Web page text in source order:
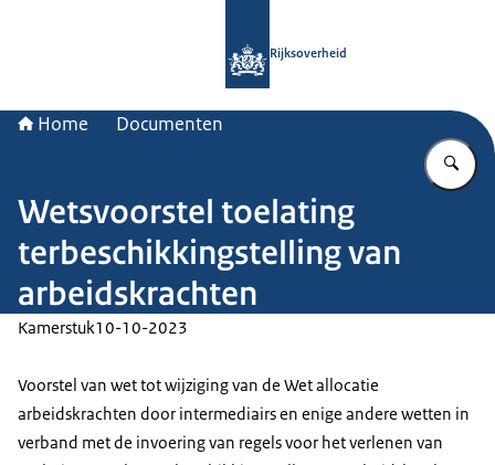
Rijksoverheid
Home Documenten
Wetsvoorstel toelating
terbeschikkingstelling van
arbeidskrachten
Kamerstuk10-10-2023
Voorstel van wet tot wijziging van de Wet allocatie
arbeidskrachten door intermediairs en enige andere wetten in
verband met de invoering van regels voor het verlenen van